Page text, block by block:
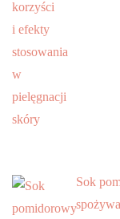
Sok